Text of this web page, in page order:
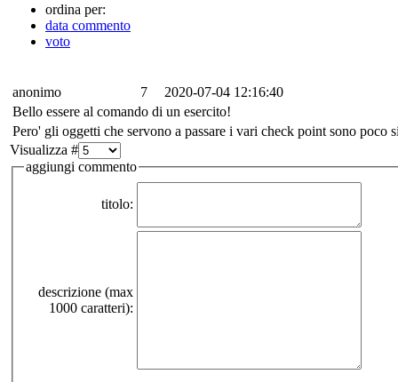
ordina per:
data commento
voto
anonimo 7
2020-07-04 12:16:40
Bello essere al comando di un esercito!
Pero' gli oggetti che servono a passare i vari check point sono poco
Visualizza #
aggiungi commento
titolo:
descrizione (max
1000 caratteri):